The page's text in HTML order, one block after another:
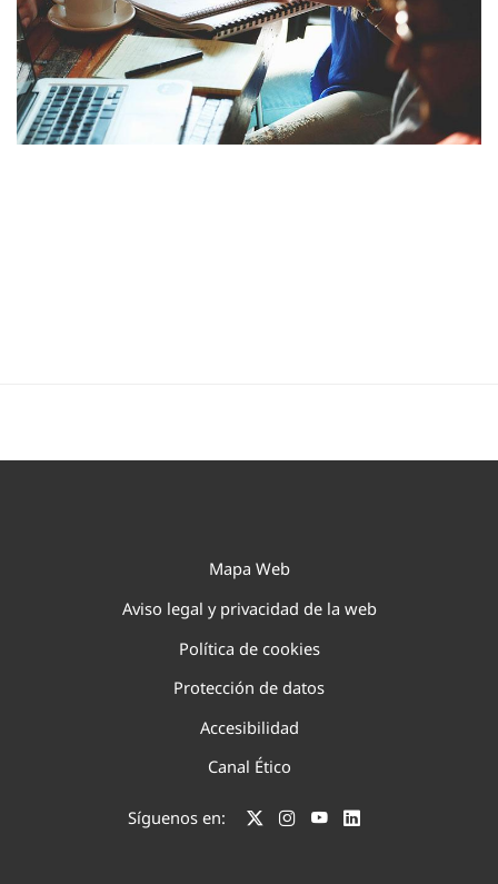
Mapa Web
Aviso legal y privacidad de la web
Política de cookies
Protección de datos
Accesibilidad
Canal Ético
Síguenos en: